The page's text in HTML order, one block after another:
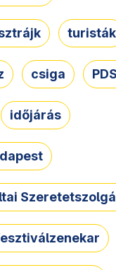
turisták
csiga
időjárás